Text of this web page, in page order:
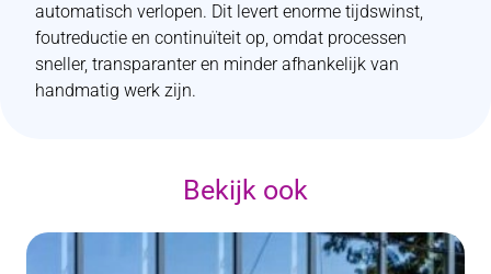
automatisch verlopen. Dit levert enorme tijdswinst,
foutreductie en continuïteit op, omdat processen
sneller, transparanter en minder afhankelijk van
handmatig werk zijn.
Bekijk ook